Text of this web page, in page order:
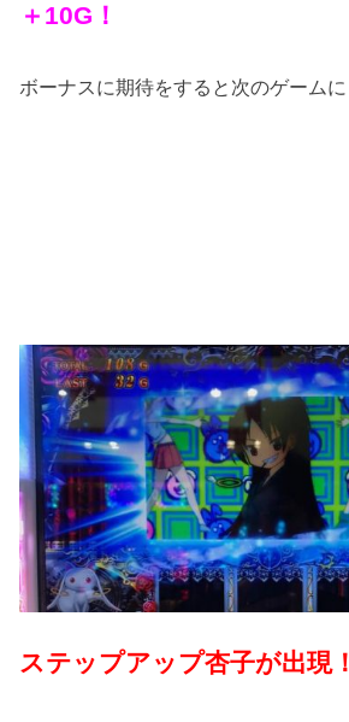
＋10G！
ボーナスに期待をすると次のゲームに
ステップアップ杏子が出現！